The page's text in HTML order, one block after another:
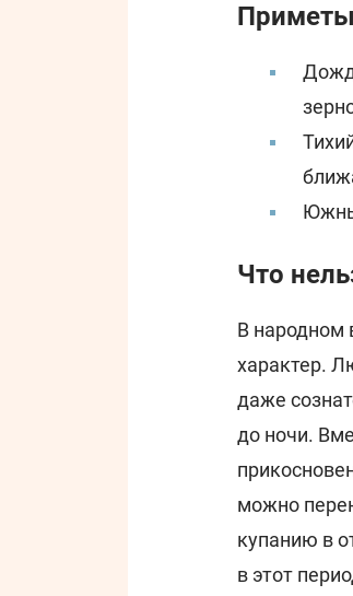
Что
В народном
характер.
даже
до ночи.
можно
купанию в
в этот